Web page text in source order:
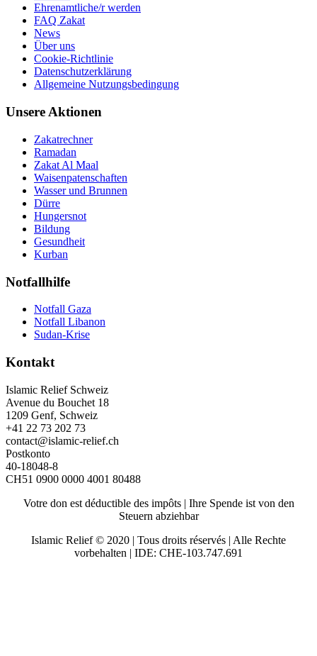
Ehrenamtliche/r werden
FAQ Zakat
News
Über uns
Cookie-Richtlinie
Datenschutzerklärung
Allgemeine Nutzungsbedingung
Unsere Aktionen
Zakatrechner
Ramadan
Zakat Al Maal
Waisenpatenschaften
Wasser und Brunnen
Dürre
Hungersnot
Bildung
Gesundheit
Kurban
Notfallhilfe
Notfall Gaza
Notfall Libanon
Sudan-Krise
Kontakt
Islamic Relief Schweiz
Avenue du Bouchet 18
1209 Genf, Schweiz
+41 22 73 202 73
contact@islamic-relief.ch
Postkonto
40-18048-8
CH51 0900 0000 4001 80488
Votre don est déductible des impôts | Ihre Spende ist von den
Steuern abziehbar
Islamic Relief © 2020 | Tous droits réservés | Alle Rechte
vorbehalten | IDE: CHE-103.747.691